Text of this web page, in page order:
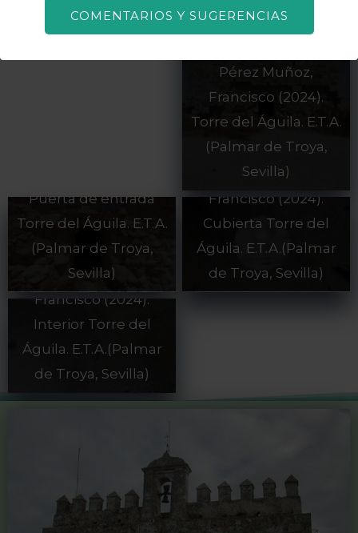
COMENTARIOS Y SUGERENCIAS
Pérez Muñoz,
Francisco (2024).
Torre del Águila. E.T.A.
(Palmar de Troya,
Sevilla)
Puerta de entrada
Torre del Águila. E.T.A.
(Palmar de Troya,
Sevilla)
Pérez Muñoz,
Francisco (2024).
Cubierta Torre del
Águila. E.T.A.(Palmar
de Troya, Sevilla)
Pérez Muñoz,
Francisco (2024).
Interior Torre del
Águila. E.T.A.(Palmar
de Troya, Sevilla)